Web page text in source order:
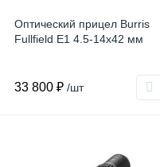
Оптический прицел Burris
Fullfield E1 4.5-14x42 мм
33 800 ₽ /шт